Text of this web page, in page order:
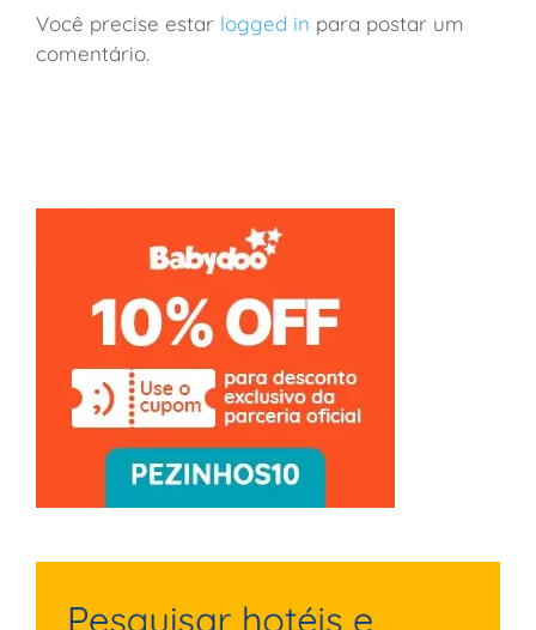
Você precise estar logged in para postar um
comentário.